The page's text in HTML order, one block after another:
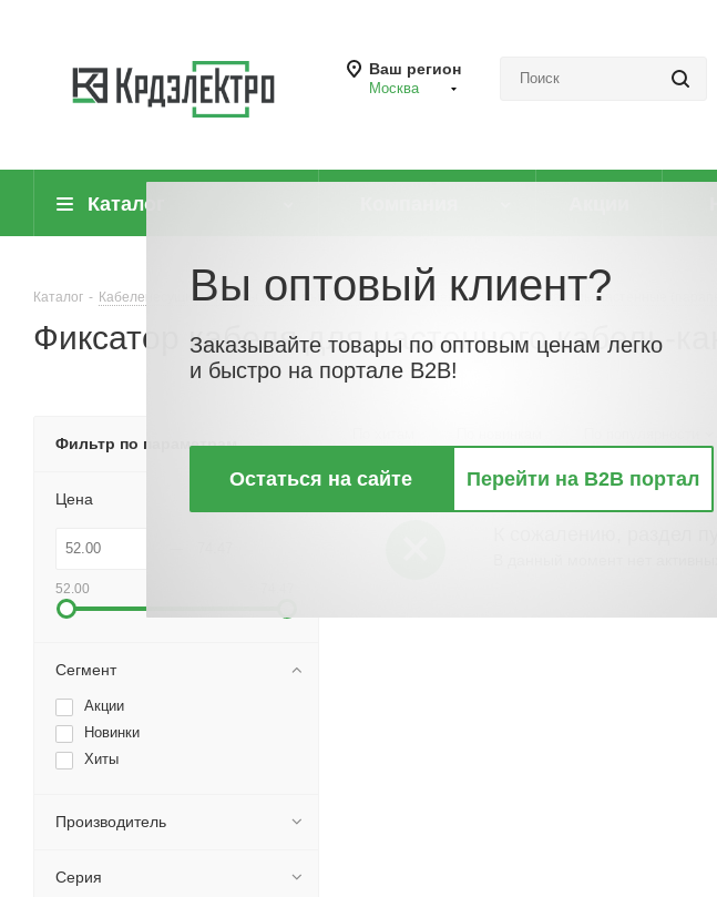
Ваш регион
Москва
Каталог
Каталог - Кабеленесущие системы (системы для прокладки кабеля) - Кабель-каналы настенные
Фиксатор кабеля для настенного кабель-
Фильтр по параметрам
Цена
52.00
Сегмент
Акции
Новинки
Хиты
Производитель
Серия
Вы оптовый клиент?
Заказывайте товары по оптовым ценам легко
и быстро на портале B2B!
Остаться на сайте Перейти на B2B портал